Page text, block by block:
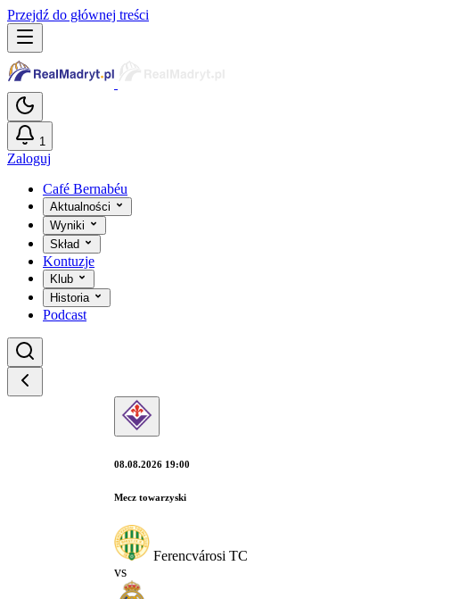
Przejdź do głównej treści
1
Zaloguj
Café Bernabéu
Aktualności
Wyniki
Skład
Kontuzje
Klub
Historia
Podcast
08.08.2026 19:00
Mecz towarzyski
Ferencvárosi TC
vs